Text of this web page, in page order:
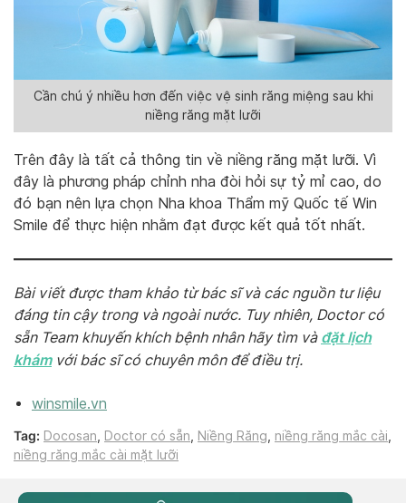
Cần chú ý nhiều hơn đến việc vệ sinh răng miệng sau khi
niềng răng mặt lưỡi
Trên đây là tất cả thông tin về niềng răng mặt lưỡi. Vì
đây là phương pháp chỉnh nha đòi hỏi sự tỷ mỉ cao, do
đó bạn nên lựa chọn Nha khoa Thẩm mỹ Quốc tế Win
Smile để thực hiện nhằm đạt được kết quả tốt nhất.
Bài viết được tham khảo từ bác sĩ và các nguồn tư liệu
đáng tin cậy trong và ngoài nước. Tuy nhiên, Doctor có
sẵn Team khuyến khích bệnh nhân hãy tìm và đặt lịch
khámvới bác sĩ có chuyên môn để điều trị.
winsmile.vn
Tag: Docosan Doctor có sẵn Niềng Răng niềng răng mắc cài
niềng răng mắc cài mặt lưỡi